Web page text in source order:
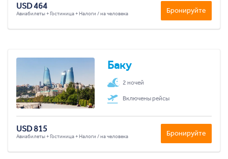
USD 464
Авиабилеты + Гостиница + Налоги / на человека Бронируйте
Баку
2 ночей
Включены рейсы
USD 815
Авиабилеты + Гостиница + Налоги / на человека Бронируйте